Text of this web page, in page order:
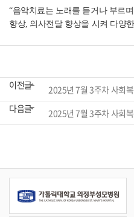
“음악치료는 노래를 듣거나 부르
향상, 의사전달 향상을 시켜 다양
이전글
2025년 7월 3주차 사회
다음글
2025년 7월 3주차 사회